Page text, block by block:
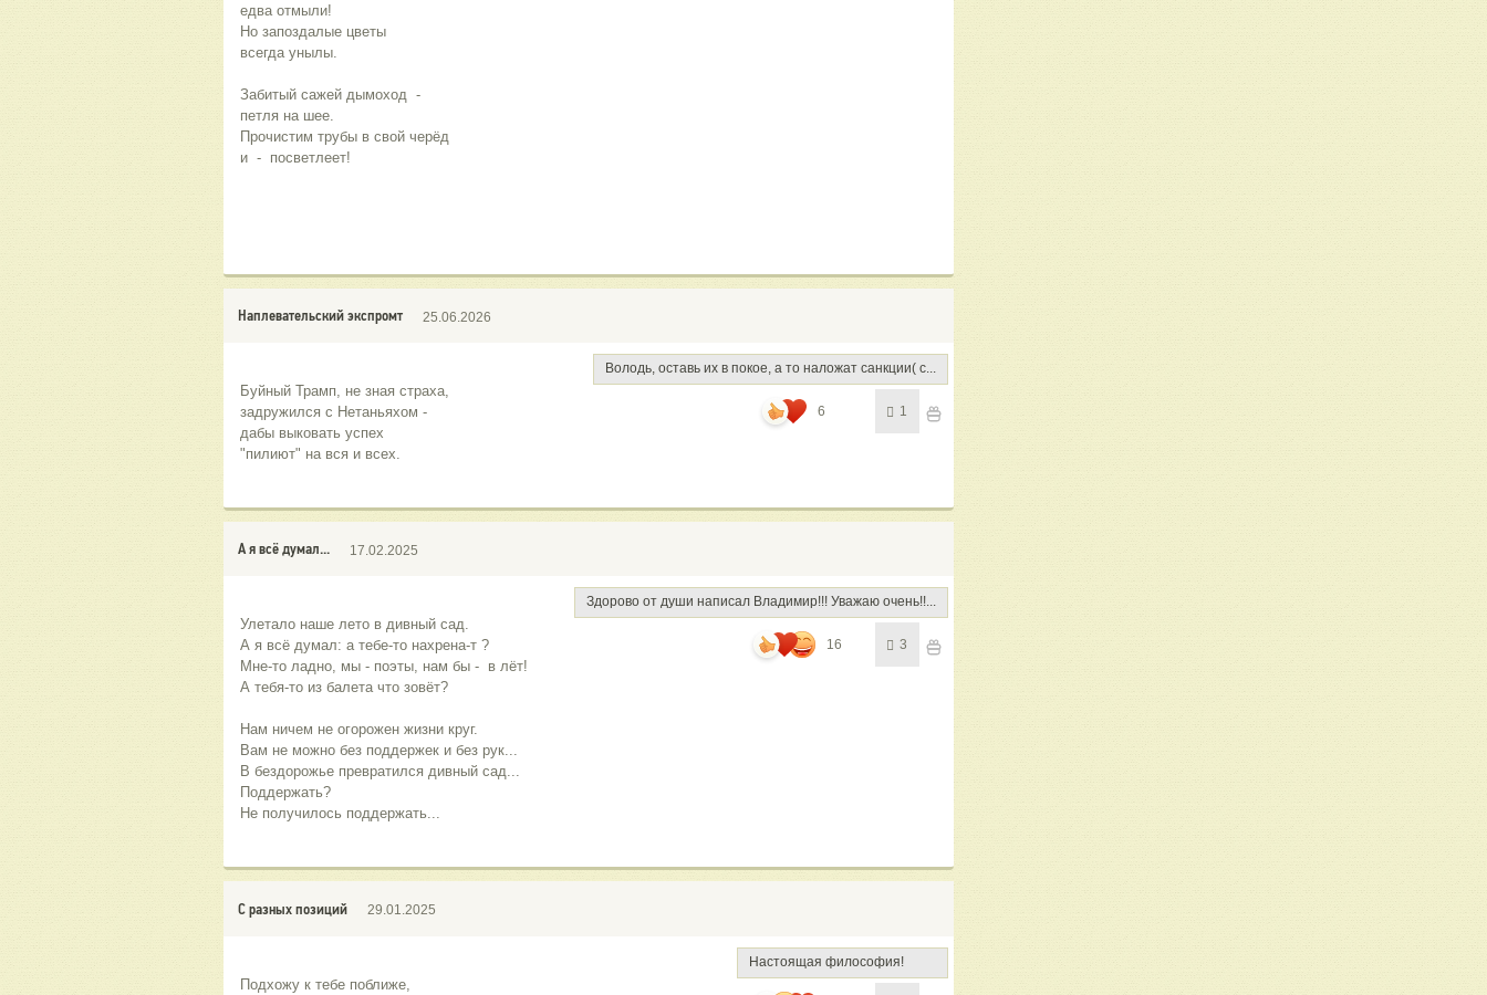
едва отмыли!
Но запоздалые цветы
всегда унылы.
Забитый сажей дымоход  -
петля на шее.
Прочистим трубы в свой черёд
и  -  посветлеет!
Наплевательский экспромт 25.06.2026
Буйный Трамп, не зная страха,
задружился с Нетаньяхом -
дабы выковать успех
"пилиют" на вся и всех.
Володь, оставь их в покое, а то наложат санкции( с...
6 1
А я всё думал... 17.02.2025
Улетало наше лето в дивный сад.
А я всё думал: а тебе-то нахрена-т ?
Мне-то ладно, мы - поэты, нам бы -  в лёт!
А тебя-то из балета что зовёт?
Нам ничем не огорожен жизни круг.
Вам не можно без поддержек и без рук...
В бездорожье превратился дивный сад...
Поддержать?
Не получилось поддержать...
Здорово от души написал Владимир!!! Уважаю очень!!...
16 3
С разных позиций 29.01.2025
Подхожу к тебе поближе,
Настоящая философия!